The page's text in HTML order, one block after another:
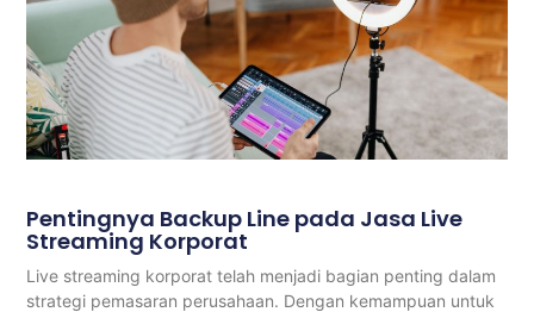
Pentingnya Backup Line pada Jasa Live
Streaming Korporat
Live streaming korporat telah menjadi bagian penting dalam
strategi pemasaran perusahaan. Dengan kemampuan untuk